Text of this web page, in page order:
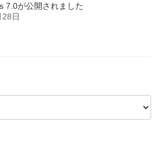
7.0が公開されました
日